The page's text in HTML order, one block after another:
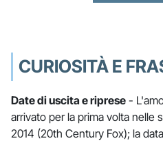
CURIOSITÀ E
Date di uscita e riprese -
arrivato per la prima volta nelle
2014 (20th Century Fox); la